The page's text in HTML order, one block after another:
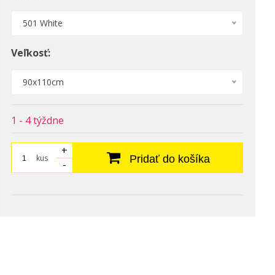
501 White
Veľkosť:
90x110cm
1 - 4 týždne
kus
+
-
Pridať do košíka